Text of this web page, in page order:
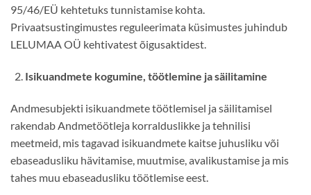
95/46/EÜ kehtetuks tunnistamise kohta.
Privaatsustingimustes reguleerimata küsimustes juhindub
LELUMAA OÜ kehtivatest õigusaktidest.
Isikuandmete kogumine, töötlemine ja säilitamine
Andmesubjekti isikuandmete töötlemisel ja säilitamisel
rakendab Andmetöötleja korralduslikke ja tehnilisi
meetmeid, mis tagavad isikuandmete kaitse juhusliku või
ebaseadusliku hävitamise, muutmise, avalikustamise ja mis
tahes muu ebaseadusliku töötlemise eest.